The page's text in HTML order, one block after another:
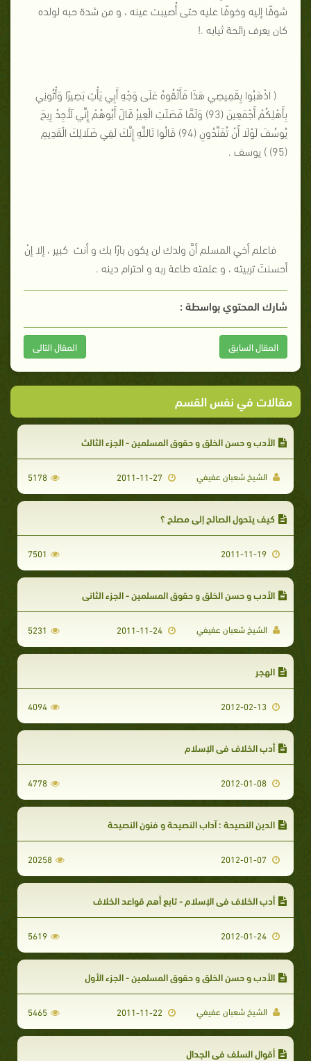
شوقًا إليه وخوفًا عليه حتى أُصيبت عينه ، و من شدة حبه لولده
كان يعرف رائحة ثيابه .!
( اذْهَبُوا بِقَمِيصِي هَذَا فَأَلْقُوهُ عَلَى وَجْهِ أَبِي يَأْتِ بَصِيرًا وَأْتُونِي
بِأَهْلِكُمْ أَجْمَعِينَ (93) وَلَمَّا فَصَلَتِ الْعِيرُ قَالَ أَبُوهُمْ إِنِّي لَأَجِدُ رِيحَ
يُوسُفَ لَوْلَا أَنْ تُفَنِّدُونِ (94) قَالُوا تَاللَّهِ إِنَّكَ لَفِي ضَلَالِكَ الْقَدِيمِ
(95) ) يوسف .
فاعلم أخي المسلم أنَّ ولدك لن يكون بارًا بك و أنت كبير ، إلا إنْ
أحسنتَ تربيته ، و علمته طاعة ربه و احترام دينه .
شارك المحتوي بواسطة :
المقال السابق المقال التالى
مقالات في نفس القسم
الأدب و حسن الخلق و حقوق المسلمين - الجزء الثالث
الشيخ شعبان عفيفي 5178
كيف يتحول الصالح إلى مصلح ؟
7501
الأدب و حسن الخلق و حقوق المسلمين - الجزء الثاني
الشيخ شعبان عفيفي 2011-11-24
5231
الهجر
4094
أدب الخلاف في الإسلام
4778
الدين النصيحة : آداب النصيحة و فنون النصيحة
20258
أدب الخلاف في الإسلام - تابع أهم قواعد الخلاف
5619
الأدب و حسن الخلق و حقوق المسلمين - الجزء الأول
الشيخ شعبان عفيفي 5465
أقوال السلف في الجدال